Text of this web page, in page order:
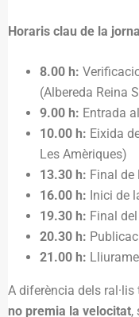
Horaris clau de la
8.00 h:
(Albereda Reina
9.00 h: Entrada
10.00 h: Eixida
Les Amèriques)
13.30 h: Final
16.00 h: Inici de
19.30 h: Final del
20.30 h:
21.00 h:
A diferència dels
no premia la velocitat,